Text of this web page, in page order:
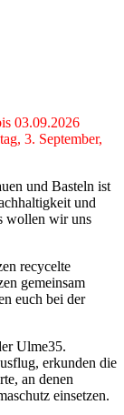
03.09.2026
3. September,
und Basteln ist
und
wollen wir uns
recycelte
gemeinsam
euch bei der
Ulme35.
erkunden die
an denen
einsetzen.